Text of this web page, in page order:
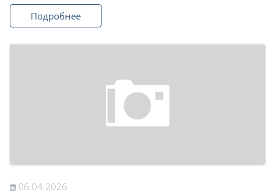
Подробнее
06.04.2026